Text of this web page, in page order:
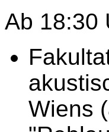
Ab 18:30
Wiens